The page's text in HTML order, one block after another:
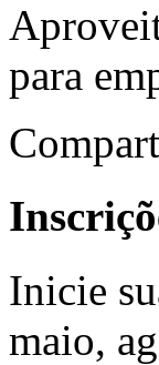
para
Inicie
maio,